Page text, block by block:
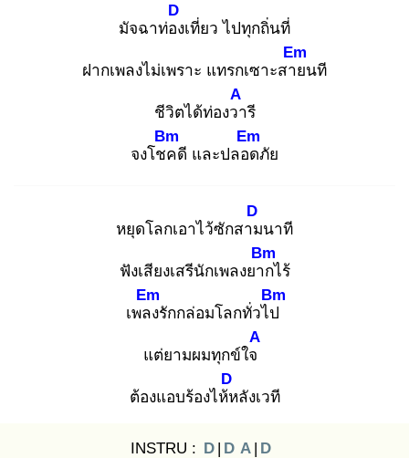
มัจฉาท่อง
D
เที่ยว ไปทุกถิ่นที่
ฝากเพลงไม่เพราะ แทรกเซาะสาย
Em
นที
ชีวิตได้ท่องวา
A
รี
จงโชค
Bm
ดี และปลอด
Em
ภัย
หยุดโลกเอาไว้ซักสาม
D
นาที
ฟังเสียงเสรีนักเพลงยาก
Bm
ไร้
เพลง
Em
รักกล่อมโลกทั่วไป
Bm
แต่ยามผมทุกข์ใจ
A
ต้องแอบร้องไห้ห
D
ลังเวที
INSTRU : D | D A | D